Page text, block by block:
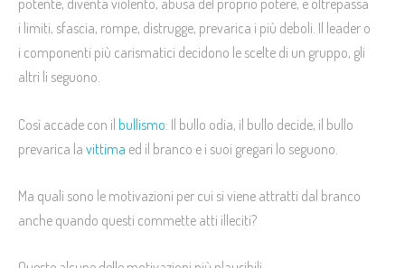
potente, diventa violento, abusa del proprio potere, e oltrepassa
i limiti, sfascia, rompe, distrugge, prevarica i più deboli. Il leader o
i componenti più carismatici decidono le scelte di un gruppo, gli
altri li seguono.
Così accade con il bullismo: Il bullo odia, il bullo decide, il bullo
prevarica la vittima ed il branco e i suoi gregari lo seguono.
Ma quali sono le motivazioni per cui si viene attratti dal branco
anche quando questi commette atti illeciti?